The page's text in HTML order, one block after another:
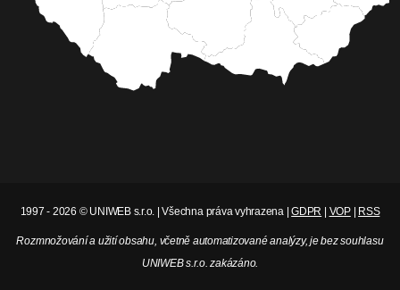
1997 - 2026 © UNIWEB s.r.o. | Všechna práva vyhrazena |GDPR VOP| RSS
Rozmnožování a užití obsahu, včetně automatizované analýzy, je bez souhlasu
UNIWEB s.r.o. zakázáno.